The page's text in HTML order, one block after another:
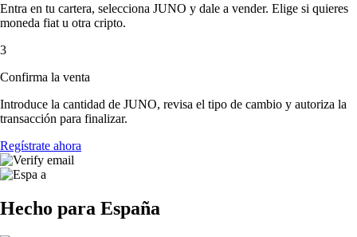
Entra en tu cartera, selecciona JUNO y dale a vender. Elige si quieres
moneda fiat u otra cripto.
3
Confirma la venta
Introduce la cantidad de JUNO, revisa el tipo de cambio y autoriza la
transacción para finalizar.
Regístrate ahora
Hecho para España